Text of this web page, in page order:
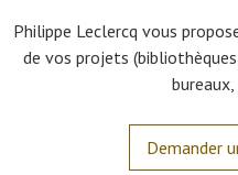
Philippe Leclercq vous
de vos projets
Demander